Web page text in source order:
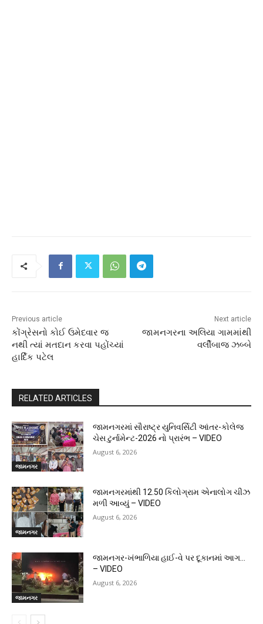
Previous article
કોંગ્રેસનો કોઈ ઉમેદવાર જ
નથી ત્યાં મતદાન કરવા પહોંચ્યાં
હાર્દિક પટેલ
Next article
જામનગરના અલિયા ગામમાંથી
વર્લીબાજ ઝબ્બે
RELATED ARTICLES
જામનગર
જામનગરમાં સૌરાષ્ટ્ર યુનિવર્સિટી આંતર-કોલેજ
ચેસ ટુર્નામેન્ટ-2026 નો પ્રારંભ – VIDEO
August 6, 2026
જામનગર
જામનગરમાંથી 12.50 કિલોગ્રામ એનાલોગ ચીઝ
મળી આવ્યું – VIDEO
August 6, 2026
જામનગર
જામનગર-ખંભાળિયા હાઈ-વે પર દૂકાનમાં આગ…
– VIDEO
August 6, 2026